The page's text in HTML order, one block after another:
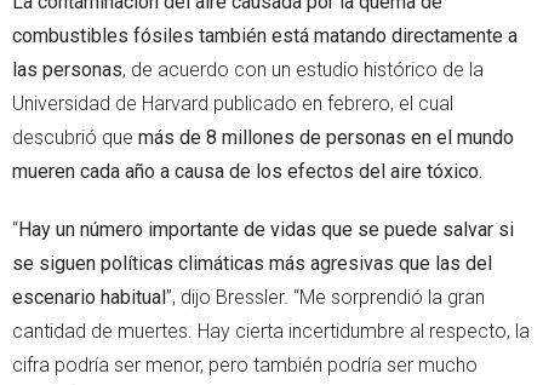
combustibles fósiles también está matando directamente a
las personas, de acuerdo con un estudio histórico de la
Universidad de Harvard publicado en febrero, el cual
descubrió que más de 8 millones de personas en el mundo
mueren cada año a causa de los efectos del aire tóxico.
“Hay un número importante de vidas que se puede salvar si
se siguen políticas climáticas más agresivas que las del
escenario habitual”, dijo Bressler. “Me sorprendió la gran
cantidad de muertes. Hay cierta incertidumbre al respecto, la
cifra podría ser menor, pero también podría ser mucho